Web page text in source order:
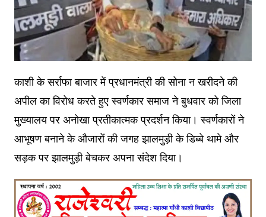
काशी के सर्राफा बाजार में प्रधानमंत्री की सोना न खरीदने की
अपील का विरोध करते हुए स्वर्णकार समाज ने बुधवार को जिला
मुख्यालय पर अनोखा प्रतीकात्मक प्रदर्शन किया। स्वर्णकारों ने
आभूषण बनाने के औजारों की जगह झालमुड़ी के डिब्बे थामे और
सड़क पर झालमुड़ी बेचकर अपना संदेश दिया।